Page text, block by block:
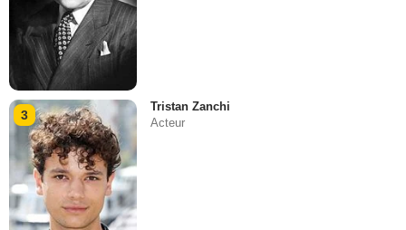
3
Tristan Zanchi
Acteur